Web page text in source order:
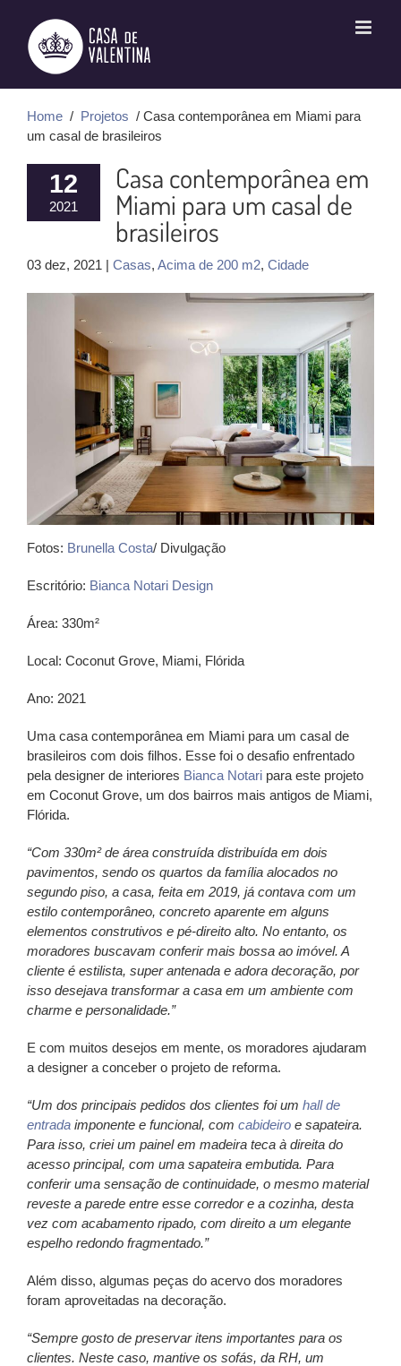
conteúdo
Home / Projetos / Casa contemporânea em Miami para
um casal de brasileiros
12
2021
Casa contemporânea em
Miami para um casal de
brasileiros
03 dez, 2021 | Casas, Acima de 200 m2, Cidade
Fotos: Brunella Costa/ Divulgação
Escritório: Bianca Notari Design
Área: 330m²
Local: Coconut Grove, Miami, Flórida
Ano: 2021
Uma casa contemporânea em Miami para um casal de
brasileiros com dois filhos. Esse foi o desafio enfrentado
pela designer de interiores Bianca Notari para este projeto
em Coconut Grove, um dos bairros mais antigos de Miami,
Flórida.
“Com 330m² de área construída distribuída em dois
pavimentos, sendo os quartos da família alocados no
segundo piso, a casa, feita em 2019, já contava com um
estilo contemporâneo, concreto aparente em alguns
elementos construtivos e pé-direito alto. No entanto, os
moradores buscavam conferir mais bossa ao imóvel. A
cliente é estilista, super antenada e adora decoração, por
isso desejava transformar a casa em um ambiente com
charme e personalidade.”
E com muitos desejos em mente, os moradores ajudaram
a designer a conceber o projeto de reforma.
“Um dos principais pedidos dos clientes foi um hall de
entrada imponente e funcional, com cabideiro e sapateira.
Para isso, criei um painel em madeira teca à direita do
acesso principal, com uma sapateira embutida. Para
conferir uma sensação de continuidade, o mesmo material
reveste a parede entre esse corredor e a cozinha, desta
vez com acabamento ripado, com direito a um elegante
espelho redondo fragmentado.”
Além disso, algumas peças do acervo dos moradores
foram aproveitadas na decoração.
“Sempre gosto de preservar itens importantes para os
clientes. Neste caso, mantive os sofás, da RH, um